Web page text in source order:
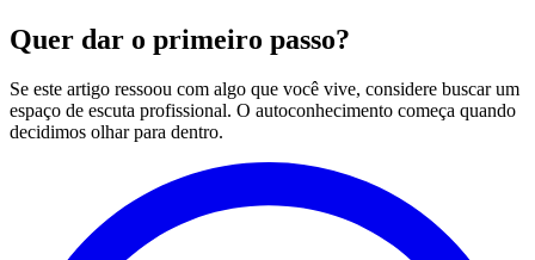
Quer dar o primeiro passo?
Se este artigo ressoou com algo que você vive, considere buscar um
espaço de escuta profissional. O autoconhecimento começa quando
decidimos olhar para dentro.